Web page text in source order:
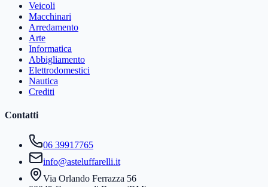
Veicoli
Macchinari
Arredamento
Arte
Informatica
Abbigliamento
Elettrodomestici
Nautica
Crediti
Contatti
06 39917765
info@asteluffarelli.it
Via Orlando Ferrazza 56